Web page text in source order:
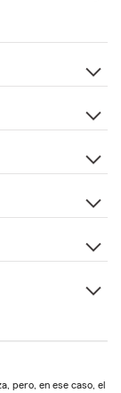
pero, en ese caso, el